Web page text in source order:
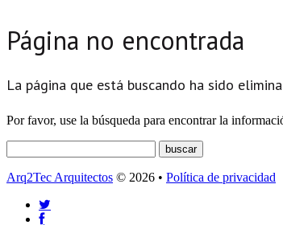
Página no encontrada
La página que está buscando ha sido
Por favor, use la búsqueda para encontrar la
Arq2Tec Arquitectos © 2026 • Política de privacidad